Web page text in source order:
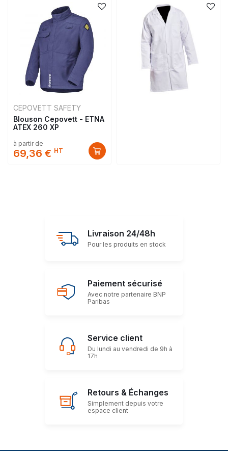
CEPOVETT SAFETY
Blouson Cepovett - ETNA
ATEX 260 XP
à partir de
69,36 € HT
Livraison 24/48h
Pour les produits en stock
Paiement sécurisé
Avec notre partenaire BNP
Paribas
Service client
Du lundi au vendredi de 9h à
17h
Retours & Échanges
Simplement depuis votre
espace client